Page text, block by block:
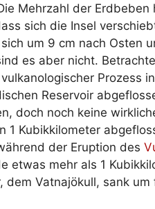
Mehrzahl der
sich die Insel
um 9 cm nach Osten
es aber nicht.
Prozess
Reservoir
doch noch keine
1 Kubikkilometer
der Eruption des
etwas mehr als 1
dem Vatnajökull, sank